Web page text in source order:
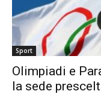
Sport
Olimpiadi e
la sede